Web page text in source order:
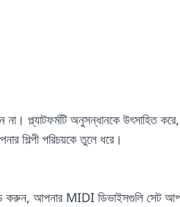
প্ল্যাটফর্মটি অনুসন্ধানকে উৎসাহিত
শিল্পী পরিচয়কে তুলে ধরে।
করুন, আপনার MIDI ডিভাইসগুলি সেট